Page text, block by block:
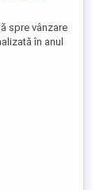
spre vânzare
în anul
comuna
confort
gata